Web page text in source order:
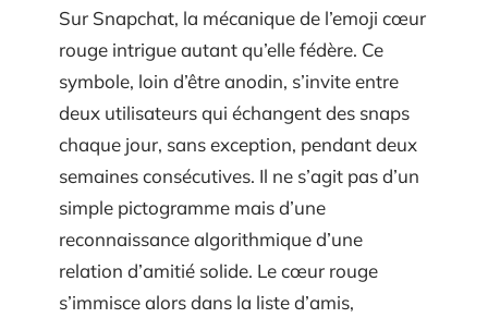
Sur Snapchat, la mécanique de l’emoji cœur
rouge intrigue autant qu’elle fédère. Ce
symbole, loin d’être anodin, s’invite entre
deux utilisateurs qui échangent des snaps
chaque jour, sans exception, pendant deux
semaines consécutives. Il ne s’agit pas d’un
simple pictogramme mais d’une
reconnaissance algorithmique d’une
relation d’amitié solide. Le cœur rouge
s’immisce alors dans la liste d’amis,